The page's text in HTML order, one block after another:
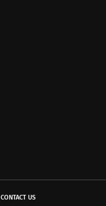
CONTACT US